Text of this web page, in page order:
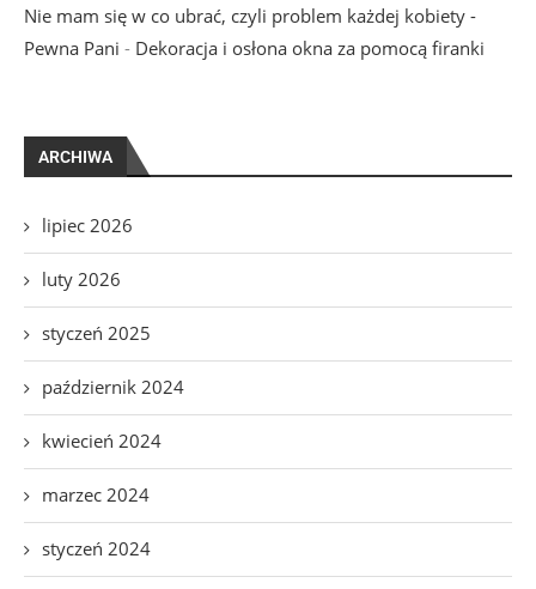
Nie mam się w co ubrać, czyli problem każdej kobiety -
Pewna Pani - Dekoracja i osłona okna za pomocą firanki
ARCHIWA
lipiec 2026
luty 2026
styczeń 2025
październik 2024
kwiecień 2024
marzec 2024
styczeń 2024